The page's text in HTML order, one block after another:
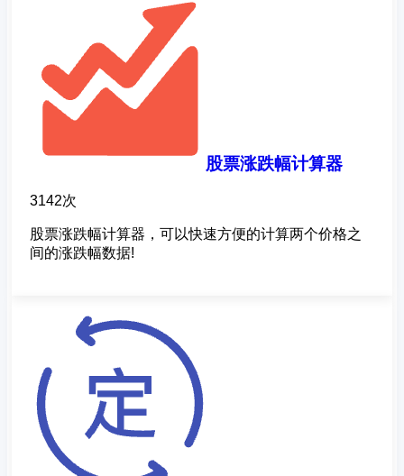
股票涨跌幅计算器
3142次
股票涨跌幅计算器，可以快速方便的计算两个价格之
间的涨跌幅数据!